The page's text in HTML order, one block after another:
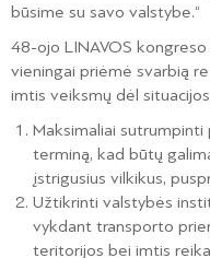
būsime su savo valstybe.“
48-ojo LINAVOS
vieningai priėmė svarbią
imtis veiksmų dėl
Maksimaliai
terminą, kad būtų
įstrigusius vilkikus,
Užtikrinti valstybės
vykdant transporto
teritorijos bei imtis